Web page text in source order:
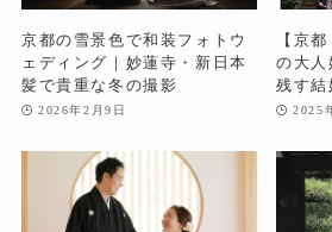
京都の雪景色で和装フォトウ
ェディング｜妙蓮寺・新日本
髪で貴重な冬の撮影
2026年2月9日
【京
の大人
残す結
2025